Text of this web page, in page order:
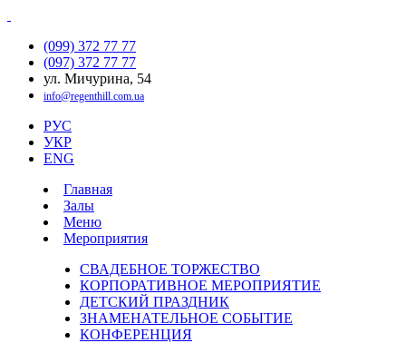
(099) 372 77 77
(097) 372 77 77
ул. Мичурина, 54
info@regenthill.com.ua
РУС
УКР
ENG
Главная
Залы
Меню
Мероприятия
СВАДЕБНОЕ ТОРЖЕСТВО
КОРПОРАТИВНОЕ МЕРОПРИЯТИЕ
ДЕТСКИЙ ПРАЗДНИК
ЗНАМЕНАТЕЛЬНОЕ СОБЫТИЕ
КОНФЕРЕНЦИЯ